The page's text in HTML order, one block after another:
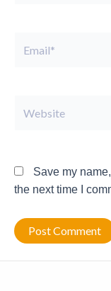
Save my
the next time I